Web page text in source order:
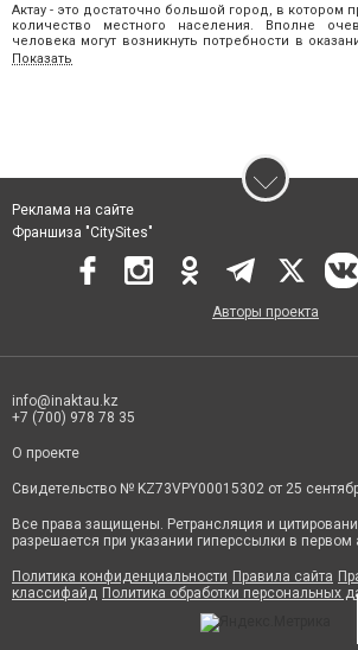
Актау - это достаточно большой город, в котором
количество местного населения. Вполне
человека могут возникнуть потребности в
Этот фактор является незаменимой
жителей города Актау для того, чтобы они не
Все самые важные данные можно найти в
На нашем сайте каждый пользователь
полезных данных. Мы указали контактные
оперативной связи с интересующими вас
выяснить все интересующие вас подробности в
Показать
Реклама на сайте
Франшиза "CitySites"
Авторы проекта
info@inaktau.kz
+7 (700) 978 78 35
О проекте
Свидетельство № KZ73VPY00015302 от 25
Все права защищены. Ретрансляция и
разрешается при указании гиперссылки в первом
Политика конфиденциальности Правила сайта
классифайд Политика обработки персональных